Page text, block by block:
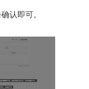
认即可。